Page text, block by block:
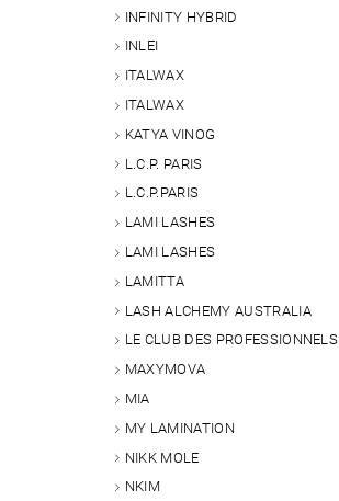
INFINITY HYBRID
INLEI
ITALWAX
ITALWAX
KATYA VINOG
L.C.P. PARIS
L.C.P.PARIS
LAMI LASHES
LAMI LASHES
LAMITTA
LASH ALCHEMY AUSTRALIA
LE CLUB DES PROFESSIONNELS
MAXYMOVA
MIA
MY LAMINATION
NIKK MOLE
NKIM